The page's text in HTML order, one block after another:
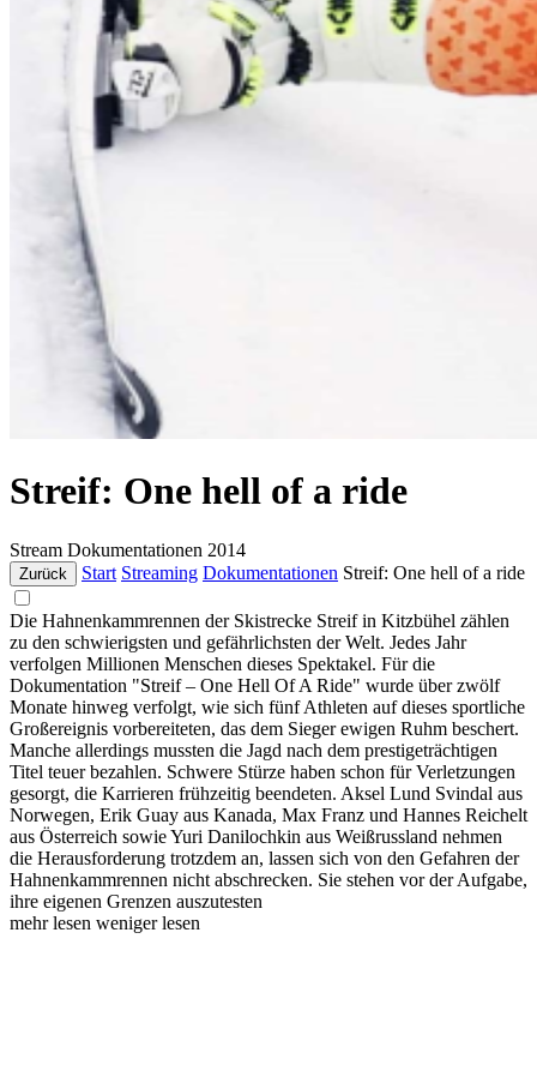
Streif: One hell of a ride
Stream Dokumentationen 2014
Zurück Start Streaming Dokumentationen Streif: One hell of a ride
Die Hahnenkammrennen der Skistrecke Streif in Kitzbühel zählen
zu den schwierigsten und gefährlichsten der Welt. Jedes Jahr
verfolgen Millionen Menschen dieses Spektakel. Für die
Dokumentation "Streif – One Hell Of A Ride" wurde über zwölf
Monate hinweg verfolgt, wie sich fünf Athleten auf dieses sportliche
Großereignis vorbereiteten, das dem Sieger ewigen Ruhm beschert.
Manche allerdings mussten die Jagd nach dem prestigeträchtigen
Titel teuer bezahlen. Schwere Stürze haben schon für Verletzungen
gesorgt, die Karrieren frühzeitig beendeten. Aksel Lund Svindal aus
Norwegen, Erik Guay aus Kanada, Max Franz und Hannes Reichelt
aus Österreich sowie Yuri Danilochkin aus Weißrussland nehmen
die Herausforderung trotzdem an, lassen sich von den Gefahren der
Hahnenkammrennen nicht abschrecken. Sie stehen vor der Aufgabe,
ihre eigenen Grenzen auszutesten
mehr lesen weniger lesen